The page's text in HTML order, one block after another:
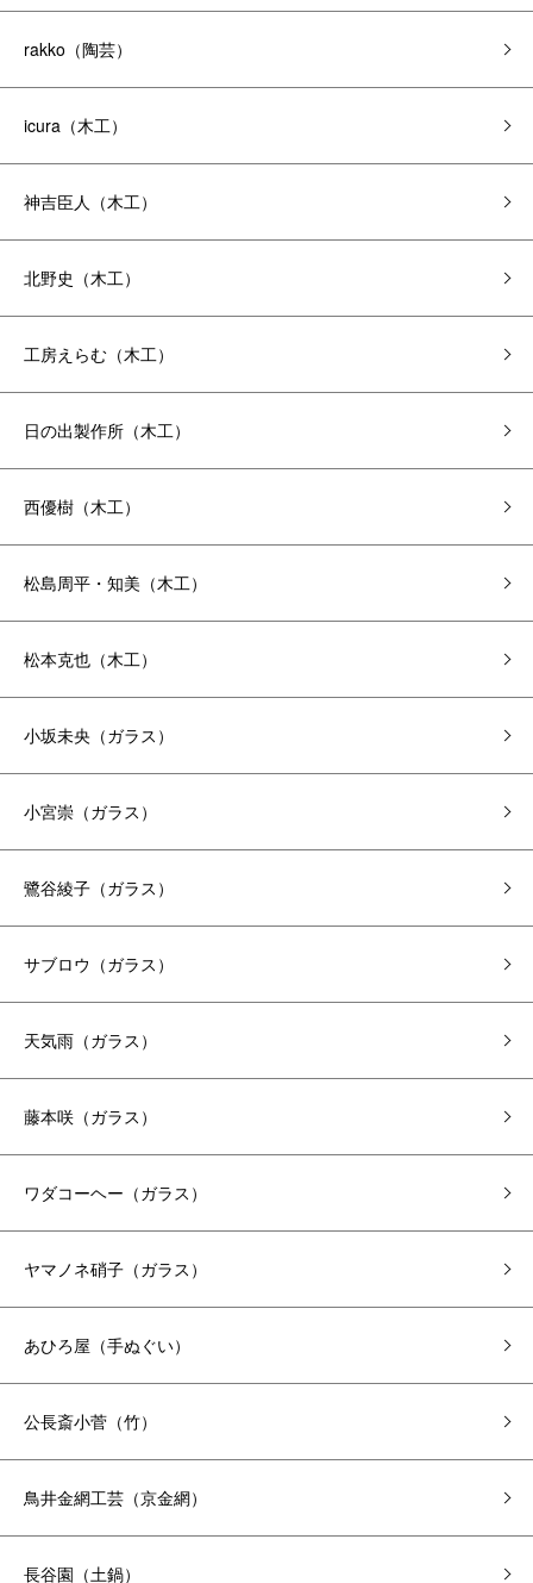
rakko（陶芸）
icura（木工）
神吉臣人（木工）
北野史（木工）
工房えらむ（木工）
日の出製作所（木工）
西優樹（木工）
松島周平・知美（木工）
松本克也（木工）
小坂未央（ガラス）
小宮崇（ガラス）
鷺谷綾子（ガラス）
サブロウ（ガラス）
天気雨（ガラス）
藤本咲（ガラス）
ワダコーヘー（ガラス）
ヤマノネ硝子（ガラス）
あひろ屋（手ぬぐい）
公長斎小菅（竹）
鳥井金網工芸（京金網）
長谷園（土鍋）